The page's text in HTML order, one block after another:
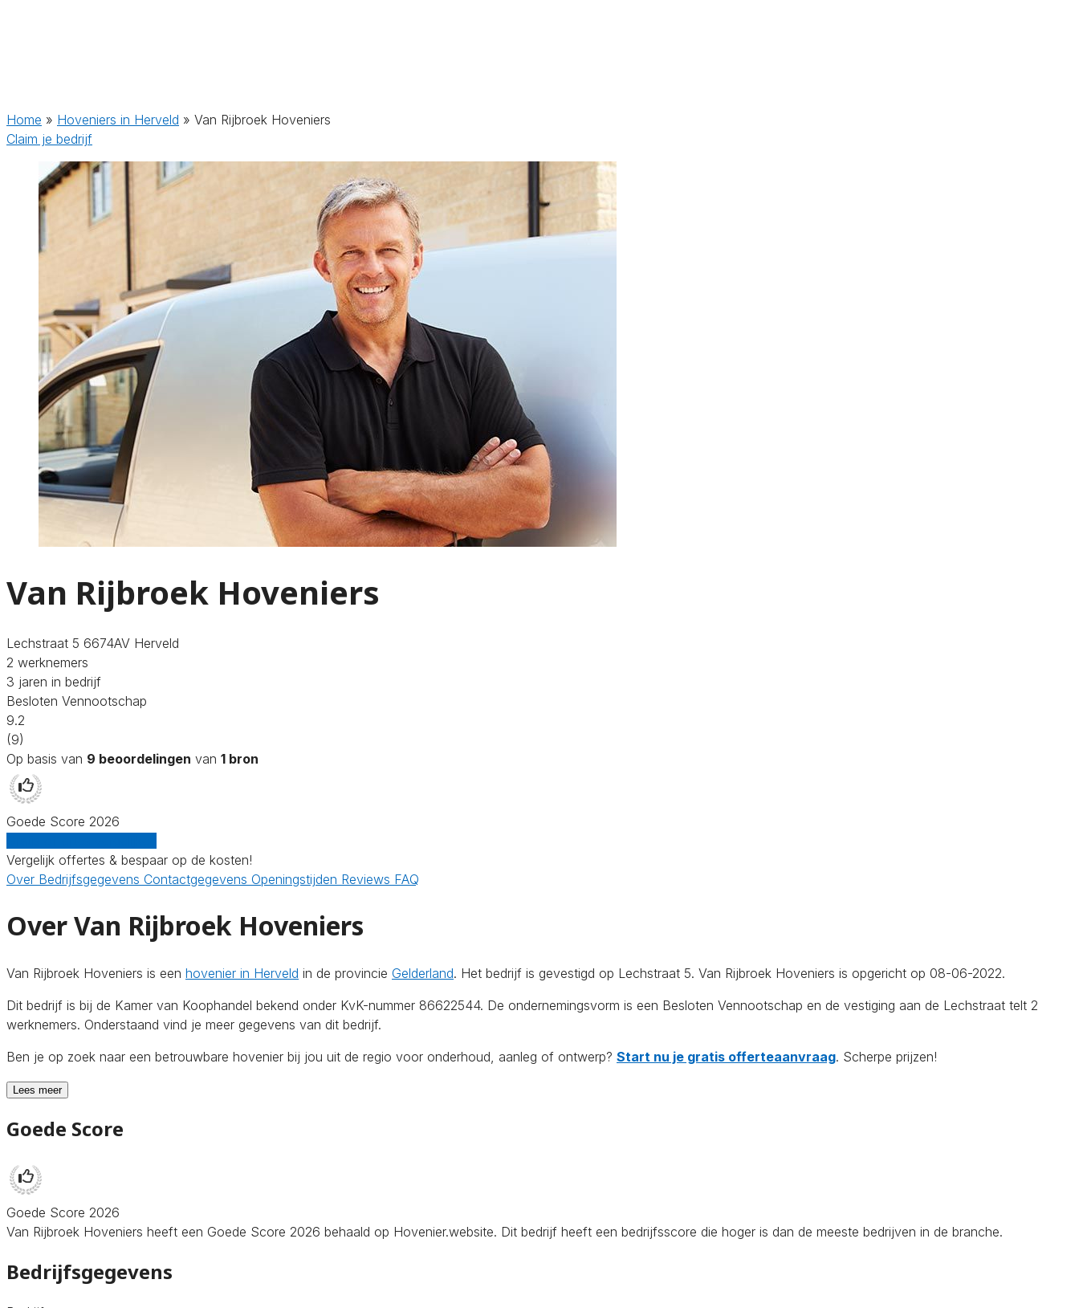
Home » Hoveniers in Herveld » Van Rijbroek Hoveniers
Claim je bedrijf
Van Rijbroek Hoveniers
Lechstraat 5 6674AV Herveld
2 werknemers
3 jaren in bedrijf
Besloten Vennootschap
9.2
(9)
Op basis van 9 beoordelingen van 1 bron
Goede Score 2026
Vergelijk offertes & bespaar op de kosten!
Over Bedrijfsgegevens Contactgegevens Openingstijden Reviews FAQ
Over Van Rijbroek Hoveniers
Van Rijbroek Hoveniers is een hovenier in Herveld in de provincie Gelderland. Het bedrijf is gevestigd op Lechstraat 5. Van Rijbroek Hoveniers is opgericht op 08-06-2022.
Dit bedrijf is bij de Kamer van Koophandel bekend onder KvK-nummer 86622544. De ondernemingsvorm is een Besloten Vennootschap en de vestiging aan de Lechstraat telt 2
werknemers. Onderstaand vind je meer gegevens van dit bedrijf.
Ben je op zoek naar een betrouwbare hovenier bij jou uit de regio voor onderhoud, aanleg of ontwerp? Start nu je gratis offerteaanvraag. Scherpe prijzen!
Lees meer
Goede Score
Goede Score 2026
Van Rijbroek Hoveniers heeft een Goede Score 2026 behaald op Hovenier.website. Dit bedrijf heeft een bedrijfsscore die hoger is dan de meeste bedrijven in de branche.
Bedrijfsgegevens